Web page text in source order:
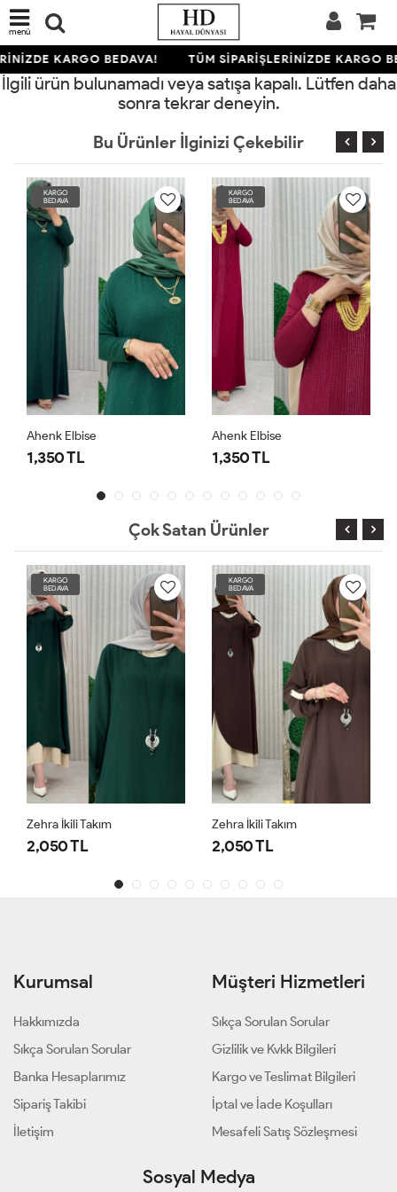
menü
KARGO BEDAVA! TÜM SİPARİŞLERİNİZDE KARGO
İlgili ürün bulunamadı veya satışa kapalı. Lütfen daha
sonra tekrar deneyin.
Bu Ürünler İlginizi Çekebilir
KARGO
BEDAVA
Ahenk Elbise
1,350 TL
KARGO
BEDAVA
Ahenk Elbise
1,350 TL
Çok Satan Ürünler
KARGO
BEDAVA
Zehra İkili Takım
2,050 TL
KARGO
BEDAVA
Zehra İkili Takım
2,050 TL
Kurumsal
Hakkımızda
Sıkça Sorulan Sorular
Banka Hesaplarımız
Sipariş Takibi
İletişim
Müşteri Hizmetleri
Sıkça Sorulan Sorular
Gizlilik ve Kvkk Bilgileri
Kargo ve Teslimat Bilgileri
İptal ve İade Koşulları
Mesafeli Satış Sözleşmesi
Sosyal Medya